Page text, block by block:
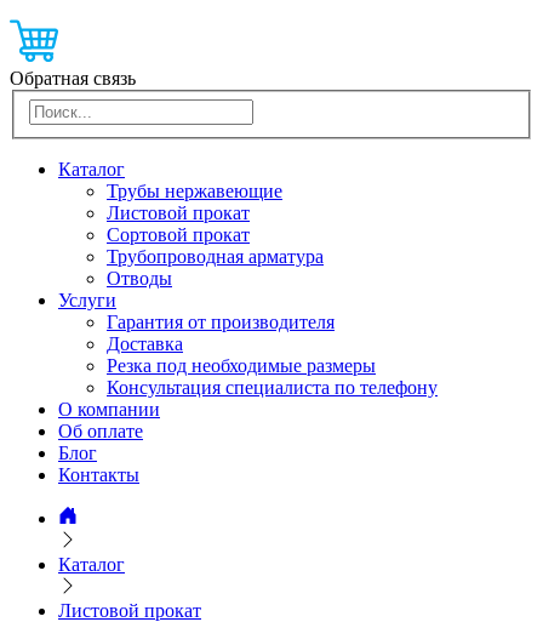
Обратная связь
Каталог
Трубы нержавеющие
Листовой прокат
Сортовой прокат
Трубопроводная арматура
Отводы
Услуги
Гарантия от производителя
Доставка
Резка под необходимые размеры
Консультация специалиста по телефону
О компании
Об оплате
Блог
Контакты
Каталог
Листовой прокат